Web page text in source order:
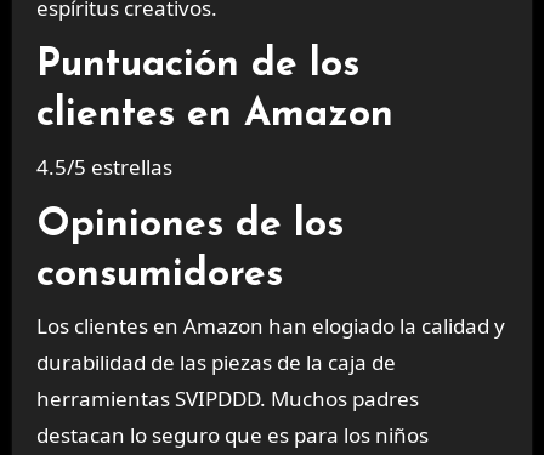
espíritus creativos.
Puntuación de los
clientes en Amazon
4.5/5 estrellas
Opiniones de los
consumidores
Los clientes en Amazon han elogiado la calidad y
durabilidad de las piezas de la caja de
herramientas SVIPDDD. Muchos padres
destacan lo seguro que es para los niños